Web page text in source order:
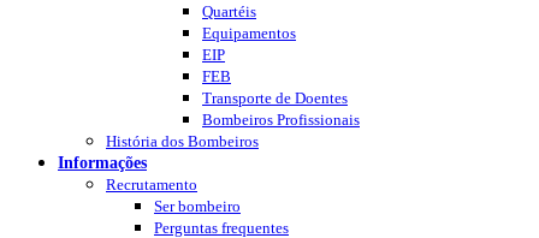
Quartéis
Equipamentos
EIP
FEB
Transporte de Doentes
Bombeiros Profissionais
História dos Bombeiros
Informações
Recrutamento
Ser bombeiro
Perguntas frequentes